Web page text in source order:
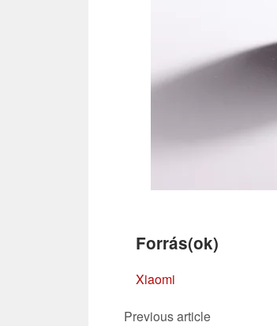
Forrás(ok)
Xiaomi
Previous article